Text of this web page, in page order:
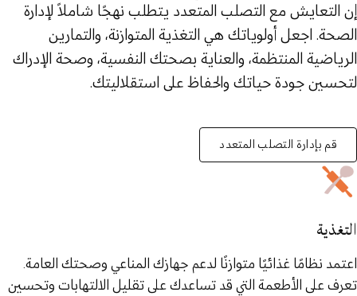
إن التعايش مع التصلب المتعدد يتطلب نهجًا شاملاً لإدارة
الصحة. اجعل أولوياتك هي التغذية المتوازنة، والتمارين
الرياضية المنتظمة، والعناية بصحتك النفسية، وصحة الإدراك
لتحسين جودة حياتك والحفاظ على استقلاليتك.
قم بإدارة التصلب المتعدد
التغذية
اعتمد نظامًا غذائيًا متوازنًا لدعم جهازك المناعي وصحتك العامة.
تعرف على الأطعمة التي قد تساعدك على تقليل الالتهابات وتحسين